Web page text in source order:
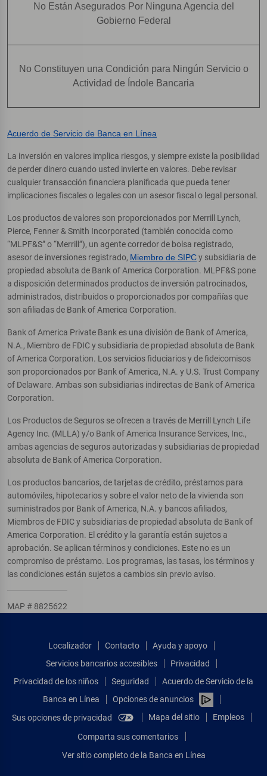
No Están Asegurados Por Ninguna Agencia del
Gobierno Federal
No Constituyen una Condición para Ningún Servicio o
Actividad de Índole Bancaria
Acuerdo de Servicio de Banca en Línea
La inversión en valores implica riesgos, y siempre existe la posibilidad
de perder dinero cuando usted invierte en valores. Debe revisar
cualquier transacción financiera planificada que pueda tener
implicaciones fiscales o legales con un asesor fiscal o legal personal.
Los productos de valores son proporcionados por Merrill Lynch,
Pierce, Fenner & Smith Incorporated (también conocida como
“MLPF&S” o “Merrill”), un agente corredor de bolsa registrado,
asesor de inversiones registrado, Miembro de SIPCy subsidiaria de
propiedad absoluta de Bank of America Corporation. MLPF&S pone
a disposición determinados productos de inversión patrocinados,
administrados, distribuidos o proporcionados por compañías que
son afiliadas de Bank of America Corporation.
Bank of America Private Bank es una división de Bank of America,
N.A., Miembro de FDIC y subsidiaria de propiedad absoluta de Bank
of America Corporation. Los servicios fiduciarios y de fideicomisos
son proporcionados por Bank of America, N.A. y U.S. Trust Company
of Delaware. Ambas son subsidiarias indirectas de Bank of America
Corporation.
Los Productos de Seguros se ofrecen a través de Merrill Lynch Life
Agency Inc. (MLLA) y/o Bank of America Insurance Services, Inc.,
ambas agencias de seguros autorizadas y subsidiarias de propiedad
absoluta de Bank of America Corporation.
Los productos bancarios, de tarjetas de crédito, préstamos para
automóviles, hipotecarios y sobre el valor neto de la vivienda son
suministrados por Bank of America, N.A. y bancos afiliados,
Miembros de FDIC y subsidiarias de propiedad absoluta de Bank of
America Corporation. El crédito y la garantía están sujetos a
aprobación. Se aplican términos y condiciones. Este no es un
compromiso de préstamo. Los programas, las tasas, los términos y
las condiciones están sujetos a cambios sin previo aviso.
MAP # 8825622
Localizador Contacto
Ayuda y apoyo
Servicios bancarios accesibles
Privacidad
Privacidad de los niños
Seguridad
Acuerdo de Servicio de la
Banca en Línea
Opciones de anuncios
Sus opciones de privacidad
Mapa del sitio Empleos
Comparta sus comentarios
Ver sitio completo de la Banca en Línea